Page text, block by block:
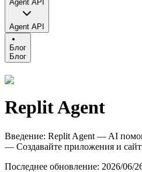
Agent API
Agent API
Блог
Блог
Replit Agent
Введение: Replit Agent — AI
— Создавайте приложения и
Последнее обновление: 2026/06/